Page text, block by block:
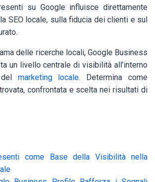
su Google influisce direttamente
SEO locale, sulla fiducia dei clienti e sul
delle ricerche locali, Google Business
un livello centrale di visibilità all’interno
del marketing locale. Determina come
confrontata e scelta nei risultati di
come Base della Visibilità nella